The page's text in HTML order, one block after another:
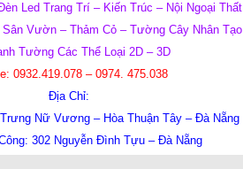
Led Trang Trí – Kiến Trúc – Nội Ngoại Thất
Sân Vườn – Thảm Cỏ – Tường Cây Nhân Tạo
Tường Các Thể Loại 2D – 3D
0932.419.078 – 0974. 475.038
Địa Chỉ:
Nữ Vương – Hòa Thuận Tây – Đà Nẵng
302 Nguyễn Đình Tựu – Đà Nẵng